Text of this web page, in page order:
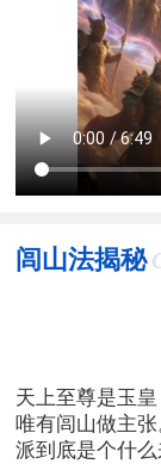
闾山法揭秘
天上至尊是玉
唯有闾山做主
派到底是个什